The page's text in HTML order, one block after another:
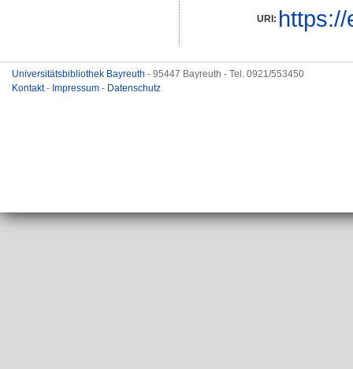
URI:
Universitätsbibliothek Bayreuth - 95447 Bayreuth - Tel. 0921/553450
Kontakt- Impressum - Datenschutz